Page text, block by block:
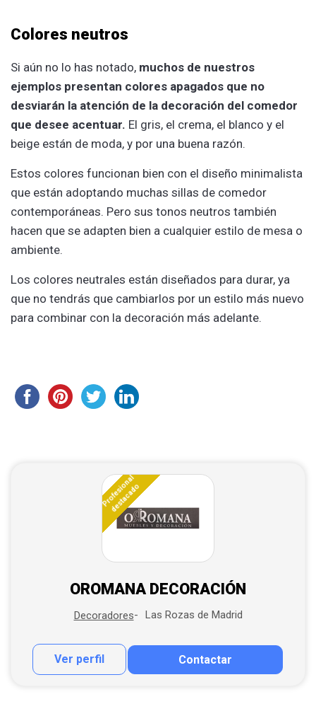
Colores neutros
Si aún no lo has notado, muchos de nuestros
ejemplos presentan colores apagados que no
desviarán la atención de la decoración del comedor
que desee acentuar. El gris, el crema, el blanco y el
beige están de moda, y por una buena razón.
Estos colores funcionan bien con el diseño minimalista
que están adoptando muchas sillas de comedor
contemporáneas. Pero sus tonos neutros también
hacen que se adapten bien a cualquier estilo de mesa o
ambiente.
Los colores neutrales están diseñados para durar, ya
que no tendrás que cambiarlos por un estilo más nuevo
para combinar con la decoración más adelante.
Profesional
destacado
OROMANA DECORACIÓN
Decoradores Las Rozas de Madrid
Ver perfil Contactar
Contactar por correo